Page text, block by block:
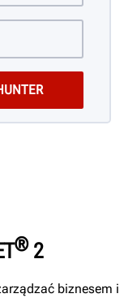
®2
biznesem i